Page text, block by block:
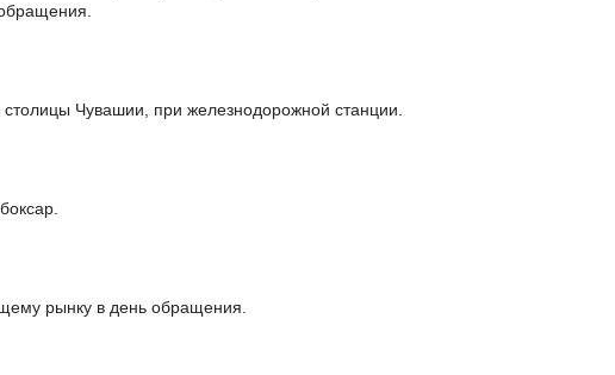
Чувашии, при железнодорожной станции.
рынку в день обращения.